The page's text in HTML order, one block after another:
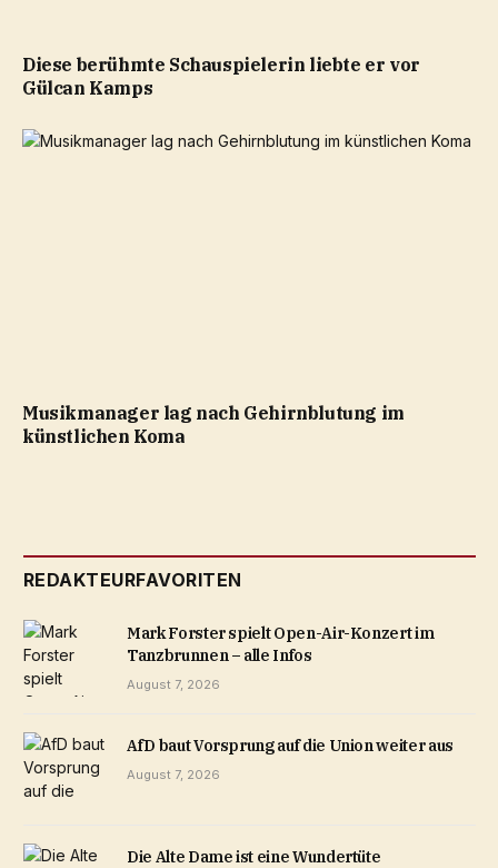
Diese berühmte Schauspielerin liebte er vor
Gülcan Kamps
Musikmanager lag nach Gehirnblutung im
künstlichen Koma
REDAKTEURFAVORITEN
Mark Forster spielt Open-Air-Konzert im
Tanzbrunnen – alle Infos
August 7, 2026
AfD baut Vorsprung auf die Union weiter aus
August 7, 2026
Die Alte Dame ist eine Wundertüte